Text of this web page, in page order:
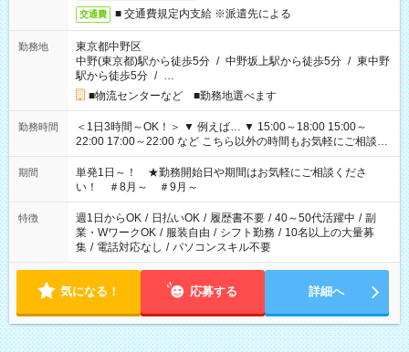
交通費 ■ 交通費規定内支給 ※派遣先による
勤務地
東京都中野区
中野(東京都)駅から徒歩5分 / 中野坂上駅から徒歩5分 / 東中野
駅から徒歩5分 / …
■物流センターなど ■勤務地選べます
勤務時間
＜1日3時間～OK！＞ ▼ 例えば… ▼ 15:00～18:00 15:00～
22:00 17:00～22:00 など こちら以外の時間もお気軽にご相談く
ださい！
期間
単発1日～！ ★勤務開始日や期間はお気軽にご相談くださ
い！ ＃8月～ ＃9月～
特徴 週1日からOK / 日払いOK / 履歴書不要 / 40～50代活躍中 / 副
業・WワークOK / 服装自由 / シフト勤務 / 10名以上の大量募
集 / 電話対応なし / パソコンスキル不要
気になる！ 応募する 詳細へ